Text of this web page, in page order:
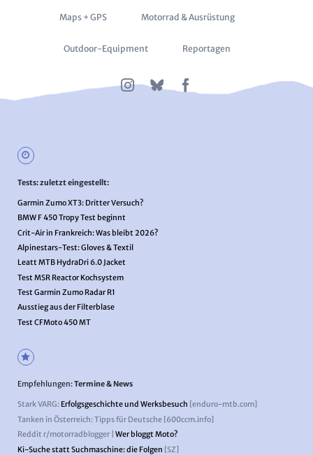
Maps + GPS Motorrad & Ausrüstung
Outdoor-Equipment Reportagen
Tests: zuletzt eingestellt:
Garmin Zumo XT3: Dritter Versuch?
BMW F 450 Tropy Test beginnt
Crit-Air in Frankreich: Was bleibt 2026?
Alpinestars-Test: Gloves & Textil
Leatt MTB HydraDri 6.0 Jacket
Test MSR Reactor Kochsystem
Test Garmin Zumo Radar R1
Ausstieg aus der Filterblase
Test CFMoto 450 MT
Empfehlungen:Termine & News
Stark VARG: Erfolgsgeschichte und Werksbesuch [enduro-mtb.com]
Tanken in Österreich: Tipps für Deutsche [600ccm.info]
Reddit r/motorradblogger | Wer bloggt Moto?
Ki-Suche statt Suchmaschine: die Folgen [SZ]